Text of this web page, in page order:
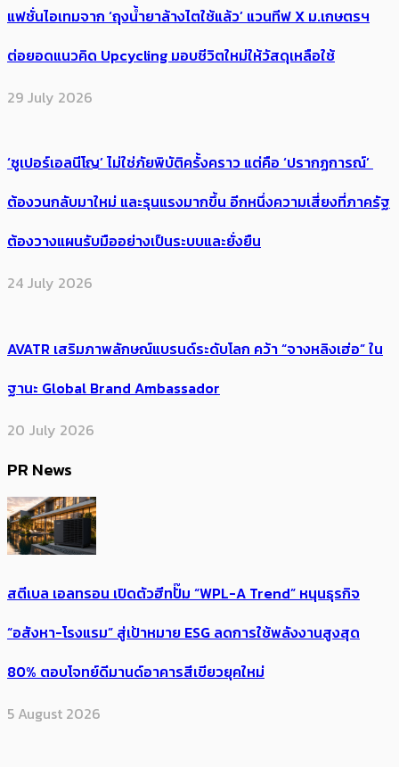
แฟชั่นไอเทมจาก ‘ถุงน้ำยาล้างไตใช้แล้ว’ แวนทีฟ X ม.เกษตรฯ
ต่อยอดแนวคิด Upcycling มอบชีวิตใหม่ให้วัสดุเหลือใช้
29 July 2026
‘ซูเปอร์เอลนีโญ’ ไม่ใช่ภัยพิบัติครั้งคราว แต่คือ ‘ปรากฏการณ์’ ​
ต้อง​วนกลับมาใหม่ และรุนแรงมากขึ้น อีกหนึ่งความเสี่ยงที่ภาครัฐ
ต้องวางแผนรับมืออย่างเป็นระบบและยั่งยืน
24 July 2026
AVATR เสริมภาพลักษณ์แบรนด์ระดับโลก คว้า “จางหลิงเฮ่อ” ใน
ฐานะ Global Brand Ambassador
20 July 2026
PR News
สตีเบล เอลทรอน เปิดตัวฮีทปั๊ม “WPL-A Trend” หนุนธุรกิจ
“อสังหา-โรงแรม” สู่เป้าหมาย ESG ลดการใช้พลังงานสูงสุด
80% ตอบโจทย์ดีมานด์อาคารสีเขียวยุคใหม่
5 August 2026